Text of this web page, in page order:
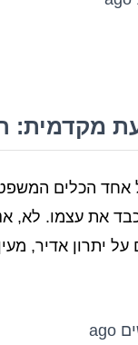
מקדמית:
אחד הכלים
את עצמו. לא,
על יתרון אדיר,